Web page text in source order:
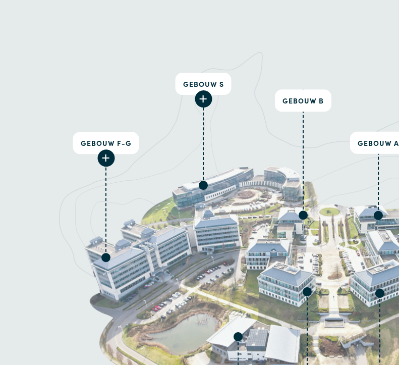
GEBOUW A
GEBOUW B
GEBOUW F-G
GEBOUW S